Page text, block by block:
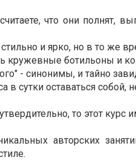
что они полнят,
и ярко, но в то же
кружевные ботильоны и
- синонимы, и тайно
в сутки оставаться собой,
то этот курс
авторских